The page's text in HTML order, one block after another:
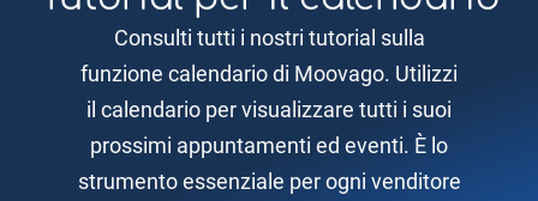
Consulti tutti i nostri tutorial sulla
funzione calendario di Moovago. Utilizzi
il calendario per visualizzare tutti i suoi
prossimi appuntamenti ed eventi. È lo
strumento essenziale per ogni venditore